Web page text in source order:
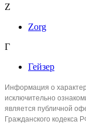
Z
Zorg
Г
Гейзер
Информация о
исключительно
является публичной
Гражданского кодекса